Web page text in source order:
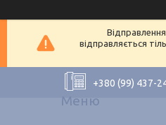
відправляється
+380 (99) 437-